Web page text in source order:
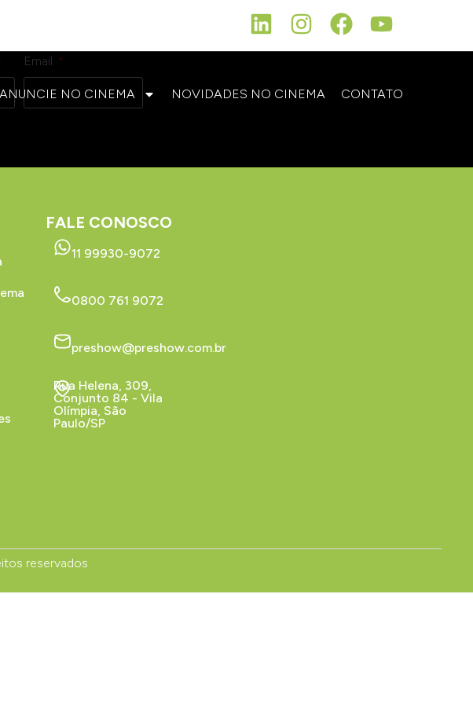
ANUNCIE NO CINEMA NOVIDADES NO CINEMA CONTATO
Email
FALE CONOSCO
11 99930-9072
0800 761 9072
preshow@preshow.com.br
Rua Helena, 309,
Conjunto 84 - Vila
Olímpia, São
Paulo/SP
reservados